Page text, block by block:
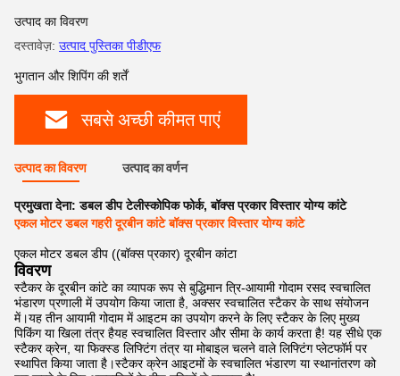
उत्पाद का विवरण
दस्तावेज़: उत्पाद पुस्तिका पीडीएफ
भुगतान और शिपिंग की शर्तें
सबसे अच्छी कीमत पाएं
उत्पाद का विवरण उत्पाद का वर्णन
प्रमुखता देना:डबल डीप टेलीस्कोपिक फोर्क,बॉक्स प्रकार विस्तार योग्य कांटे
एकल मोटर डबल गहरी दूरबीन कांटे बॉक्स प्रकार विस्तार योग्य कांटे
एकल मोटर डबल डीप ((बॉक्स प्रकार) दूरबीन कांटा
विवरण
स्टैकर के दूरबीन कांटे का व्यापक रूप से बुद्धिमान त्रि-आयामी गोदाम रसद स्वचालित
भंडारण प्रणाली में उपयोग किया जाता है, अक्सर स्वचालित स्टैकर के साथ संयोजन
में।यह तीन आयामी गोदाम में आइटम का उपयोग करने के लिए स्टैकर के लिए मुख्य
पिकिंग या खिला तंत्र हैयह स्वचालित विस्तार और सीमा के कार्य करता है! यह सीधे एक
स्टैकर क्रेन, या फिक्स्ड लिफ्टिंग तंत्र या मोबाइल चलने वाले लिफ्टिंग प्लेटफॉर्म पर
स्थापित किया जाता है।स्टैकर क्रेन आइटमों के स्वचालित भंडारण या स्थानांतरण को